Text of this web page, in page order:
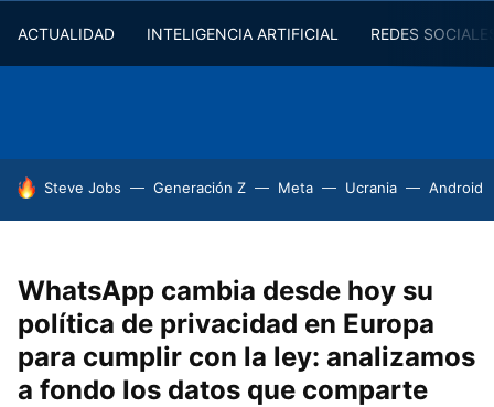
ACTUALIDAD INTELIGENCIA ARTIFICIAL REDES
HOY SE HABLA DE
Steve Jobs Generación Z Meta Ucrania Android
WhatsApp cambia desde hoy su
política de privacidad en Europa
para cumplir con la ley: analizamos
a fondo los datos que comparte